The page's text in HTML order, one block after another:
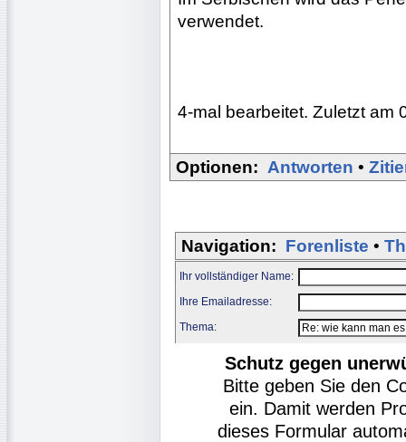
verwendet.
4-mal bearbeitet. Zuletzt am
Optionen: Antworten •
Navigation: Forenliste •
Ihr vollständiger Name:
Ihre Emailadresse:
Thema:
Schutz gegen
Bitte geben Sie den
ein. Damit werden
dieses Formular